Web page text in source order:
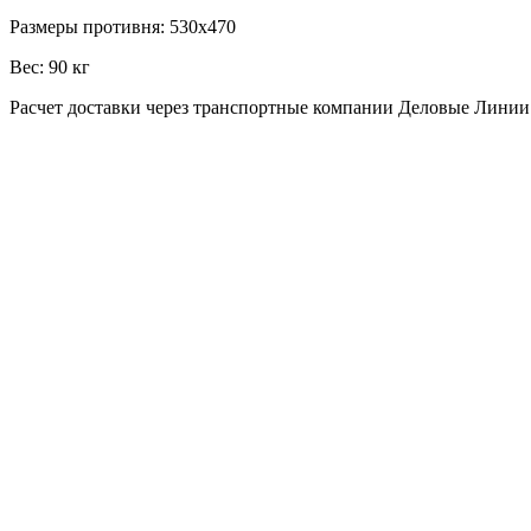
Размеры противня: 530х470
Вес: 90 кг
Расчет доставки через транспортные компании Деловые